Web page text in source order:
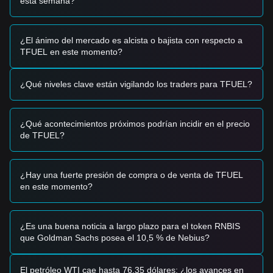
mostrando una alta correlación con los principales activos
cripto, reaccionando a los cambios de liquidez generales en
el mercado de altcoins.
Señales de Operación
Con base en la estructura técnica actual y el impulso del
mercado, se proporcionan las siguientes estrategias de
referencia:
Zona Potencial de Compra
• Si el precio de TFUEL se acerca a la zona de soporte
ofrecer una oportunidad de compra a corto plazo.
• Si TFUEL supera con éxito la resistencia de
podría confirmar el inicio de una nueva tendencia alcista.
Escenario de Riesgo
• Si el precio cae por debajo del nivel
Estrategia de Compra
las siguientes estrategias de referencia:
Inversores Conservadores
¿El ánimo del mercado es alcista o bajista con respecto a
TFUEL en este momento?
¿Qué niveles clave están vigilando los traders para TFUEL?
¿Qué acontecimientos próximos podrían incidir en el precio
de TFUEL?
¿Hay una fuerte presión de compra o de venta de TFUEL
en este momento?
¿Es una buena noticia a largo plazo para el token RNBIS
que Goldman Sachs posea el 10,5 % de Nebius?
El petróleo WTI cae hasta 76,35 dólares; ¿los avances en